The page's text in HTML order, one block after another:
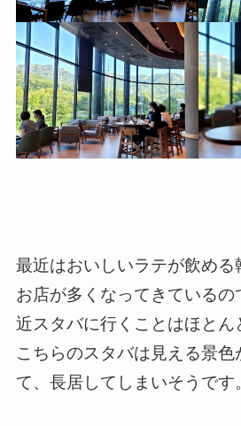
最近はおいしいラテが飲める
お店が多くなってきているの
近スタバに行くことはほとん
こちらのスタバは見える景色
て、長居してしまいそうです